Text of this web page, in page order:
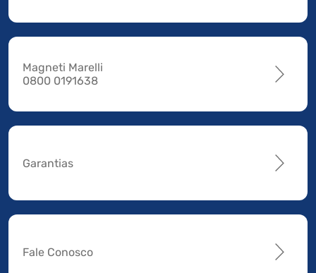
Magneti Marelli
0800 0191638
Garantias
Fale Conosco